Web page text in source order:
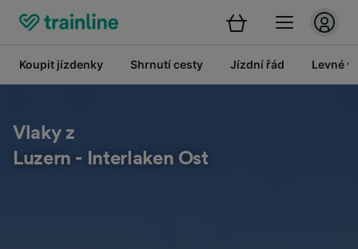
Koupit jízdenky Shrnutí cesty Jízdní řád Levné
Vlaky z
Luzern - Interlaken Ost